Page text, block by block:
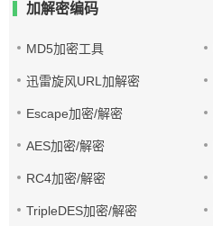
加解密编码
MD5加密工具
迅雷旋风URL加解密
Escape加密/解密
AES加密/解密
RC4加密/解密
TripleDES加密/解密